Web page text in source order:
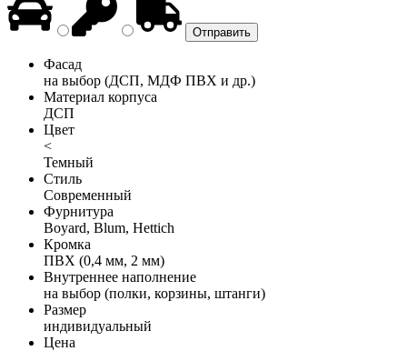
Фасад
на выбор (ДСП, МДФ ПВХ и др.)
Материал корпуса
ДСП
Цвет
<
Темный
Стиль
Современный
Фурнитура
Boyard, Blum, Hettich
Кромка
ПВХ (0,4 мм, 2 мм)
Внутреннее наполнение
на выбор (полки, корзины, штанги)
Размер
индивидуальный
Цена